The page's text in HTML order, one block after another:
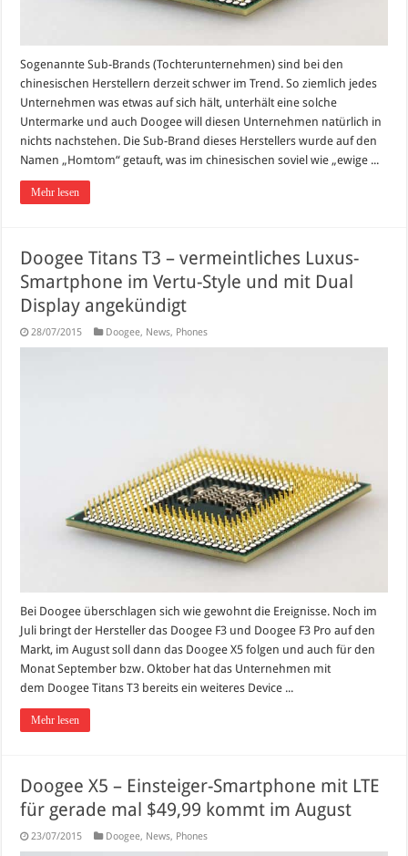
Sogenannte Sub-Brands (Tochterunternehmen) sind bei den
chinesischen Herstellern derzeit schwer im Trend. So ziemlich jedes
Unternehmen was etwas auf sich hält, unterhält eine solche
Untermarke und auch Doogee will diesen Unternehmen natürlich in
nichts nachstehen. Die Sub-Brand dieses Herstellers wurde auf den
Namen „Homtom“ getauft, was im chinesischen soviel wie „ewige ...
Mehr lesen
Doogee Titans T3 – vermeintliches Luxus-
Smartphone im Vertu-Style und mit Dual
Display angekündigt
28/07/2015 Doogee, News, Phones
Bei Doogee überschlagen sich wie gewohnt die Ereignisse. Noch im
Juli bringt der Hersteller das Doogee F3 und Doogee F3 Pro auf den
Markt, im August soll dann das Doogee X5 folgen und auch für den
Monat September bzw. Oktober hat das Unternehmen mit
dem Doogee Titans T3 bereits ein weiteres Device ...
Mehr lesen
Doogee X5 – Einsteiger-Smartphone mit LTE
für gerade mal $49,99 kommt im August
23/07/2015 Doogee, News, Phones